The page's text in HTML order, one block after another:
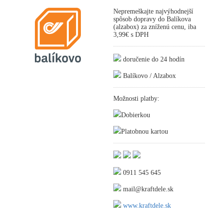
Nepremeškajte najvýhodnejší
spôsob dopravy do Balíkova
(alzabox) za zníženú cenu, iba
3,99€ s DPH
doručenie do 24 hodín
Balíkovo / Alzabox
Možnosti platby:
Dobierkou
Platobnou kartou
0911 545 645
mail@kraftdele.sk
www.kraftdele.sk